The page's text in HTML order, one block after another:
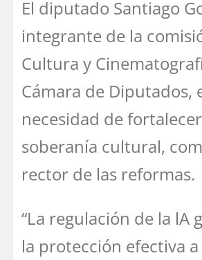
El diputado Santiago
integrante de la
Cultura y
Cámara de Diputados,
necesidad de
soberanía cultural,
rector de las reformas.
“La regulación de la lA
la protección efectiva